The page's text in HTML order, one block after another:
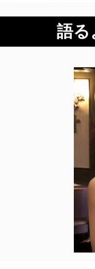
語る